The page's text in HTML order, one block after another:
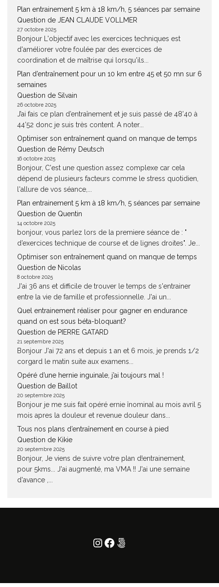
Plan entrainement 5 km à 18 km/h, 5 séances par semaine
Question de JEAN CLAUDE VOLLMER
27 octobre 2025
Bonjour L'objectif avec les exercices techniques est
d'améliorer votre foulée par des exercices de
coordination et de maîtrise qui lorsqu'ils...
Plan d’entraînement pour un 10 km entre 45 et 50 mn sur 6
semaines
Question de Silvain
26 octobre 2025
J’ai fais ce plan d’entraînement et je suis passé de 48’40 à
44’52 donc je suis très content. A noter...
Optimiser son entraînement quand on manque de temps
Question de Rémy Deutsch
16 octobre 2025
Bonjour, C'est une question assez complexe car cela
dépend de plusieurs facteurs comme le stress quotidien,
l'allure de vos séance,...
Plan entrainement 5 km à 18 km/h, 5 séances par semaine
Question de Quentin
14 octobre 2025
bonjour, vous parlez lors de la premiere séance de : "
d’exercices technique de course et de lignes droites". Je...
Optimiser son entraînement quand on manque de temps
Question de Nicolas
8 octobre 2025
J'ai 36 ans et difficile de trouver le temps de s'entrainer
entre la vie de famille et professionnelle. J'ai un...
Quel entrainement réaliser pour gagner en endurance
quand on est sous béta-bloquant?
Question de PIERRE GATARD
21 septembre 2025
Bonjour J'ai 72 ans et depuis 1 an et 6 mois, je prends 1/2
corgard le matin suite aux examens...
Opéré d’une hernie inguinale, j’ai toujours mal !
Question de Baillot
20 septembre 2025
Bonjour je me suis fait opéré ernie înominal au mois avril 5
mois apres la douleur et revenue douleur dans...
Tous nos plans d’entraînement en course à pied
Question de Kikie
20 septembre 2025
Bonjour, Je viens de suivre votre plan d!entrainement,
pour 5kms... J'ai augmenté, ma VMA !! J'ai une semaine
d'avance ,...
Instagram
Facebook
500px